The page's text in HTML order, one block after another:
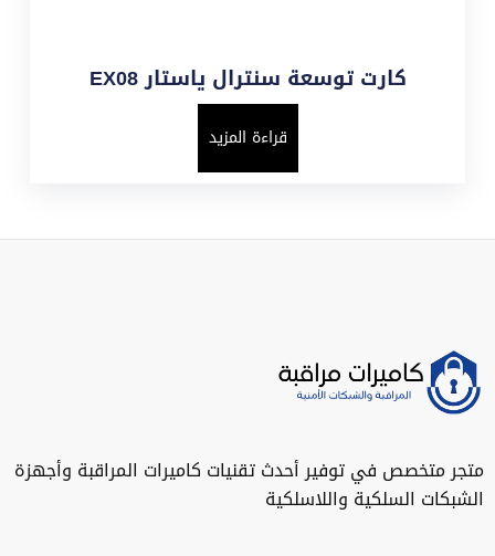
كارت توسعة سنترال ياستار EX08
قراءة المزيد
متجر متخصص في توفير أحدث تقنيات كاميرات المراقبة وأجهزة
الشبكات السلكية واللاسلكية